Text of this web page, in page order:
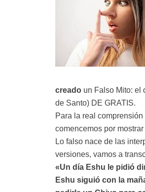
creado un Falso Mito: el
de Santo) DE GRATIS.
Para la real
comencemos por
Lo falso nace de las
versiones, vamos a
«Un día Eshu le pidió
Eshu siguió con la